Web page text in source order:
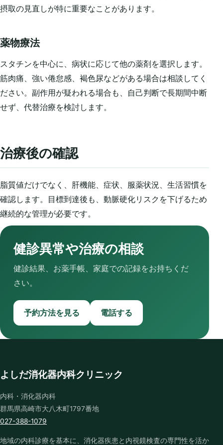
摂取の見直しが特に重要なことがあります。
薬物療法
スタチンを中心に、病状に応じて他の薬剤を選択します。
筋肉痛、強い倦怠感、褐色尿などがある場合は相談してく
ださい。副作用が疑われる場合も、自己判断で長期間中断
せず、代替治療を検討します。
治療後の確認
脂質値だけでなく、肝機能、症状、服薬状況、生活習慣を
確認します。目標到達後も、動脈硬化リスクを下げるため
継続的な管理が必要です。
健診異常や治療の相談
健診結果、お薬手帳、家庭での記録をお持ちくだ
さい。
予約方法を見る 電話する
よしだ消化器内科クリニック
内科・消化器内科
群馬県高崎市大八木町1797番地
027-388-1079
地域の内科診療を基本に、消化器疾患と内視鏡検査の専門性を活か